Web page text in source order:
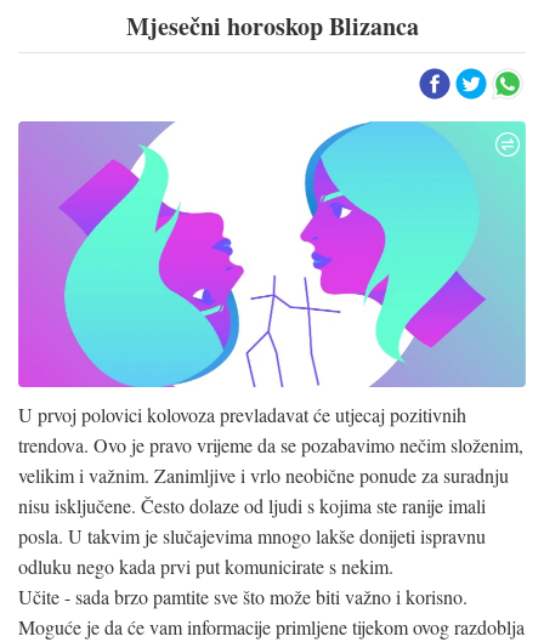
Mjesečni horoskop Blizanca
U prvoj polovici kolovoza prevladavat će utjecaj pozitivnih
trendova. Ovo je pravo vrijeme da se pozabavimo nečim složenim,
velikim i važnim. Zanimljive i vrlo neobične ponude za suradnju
nisu isključene. Često dolaze od ljudi s kojima ste ranije imali
posla. U takvim je slučajevima mnogo lakše donijeti ispravnu
odluku nego kada prvi put komunicirate s nekim.
Učite - sada brzo pamtite sve što može biti važno i korisno.
Moguće je da će vam informacije primljene tijekom ovog razdoblja